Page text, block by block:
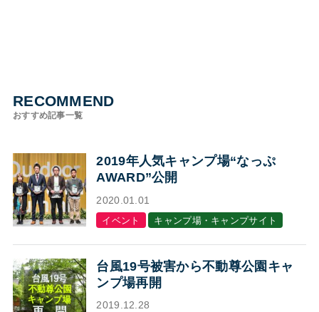
RECOMMEND
おすすめ記事一覧
2019年人気キャンプ場“なっぷ
AWARD”公開
2020.01.01
イベント キャンプ場・キャンプサイト
台風19号被害から不動尊公園キャ
ンプ場再開
2019.12.28